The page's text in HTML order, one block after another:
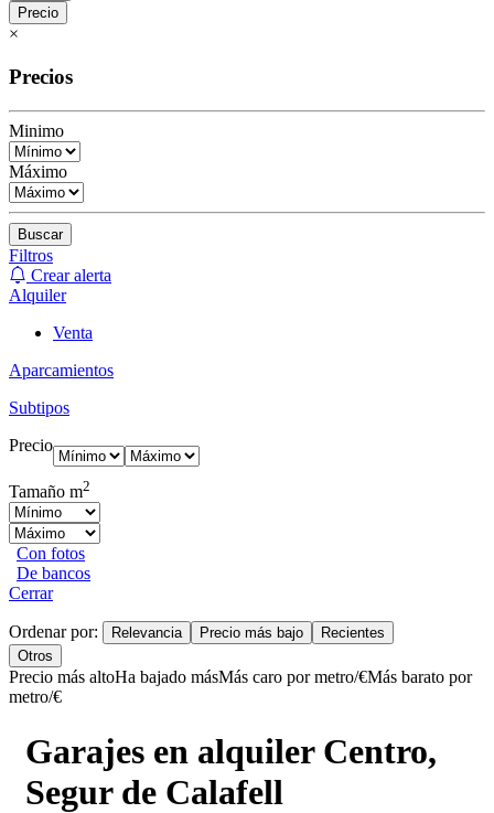
Precio
×
Precios
Minimo
Máximo
Buscar
Filtros
Crear alerta
Alquiler
Venta
Aparcamientos
Subtipos
Precio
Tamaño m2
Con fotos
De bancos
Cerrar
Ordenar por: Relevancia Precio más bajo
Recientes
Otros
Precio más altoHa bajado másMás caro por metro/€Más barato por
metro/€
Garajes en alquiler Centro,
Segur de Calafell